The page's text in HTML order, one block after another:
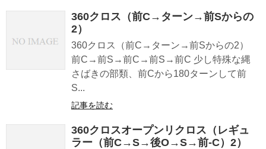
360クロス（前C→ターン→前Sからの
2）
360クロス（前C→ターン→前Sからの2）
前C→前S→前C→前S→前C 少し特殊な縄
さばきの部類、前Cから180ターンして前
S...
記事を読む
360クロスオープンリクロス（レギュ
ラー（前C→S→後O→S→前-C）2）